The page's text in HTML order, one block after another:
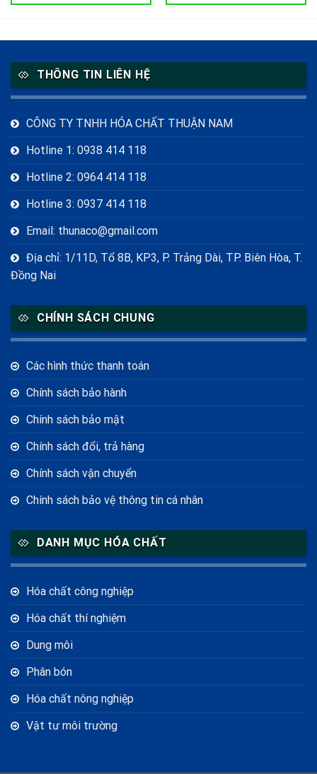
THÔNG TIN LIÊN HỆ
CÔNG TY TNHH HÓA CHẤT THUẬN NAM
Hotline 1: 0938 414 118
Hotline 2: 0964 414 118
Hotline 3: 0937 414 118
Email: thunaco@gmail.com
Địa chỉ: 1/11D, Tổ 8B, KP3, P. Trảng Dài, TP. Biên Hòa, T.
Đồng Nai
CHÍNH SÁCH CHUNG
Các hình thức thanh toán
Chính sách bảo hành
Chính sách bảo mật
Chính sách đổi, trả hàng
Chính sách vận chuyển
Chính sách bảo vệ thông tin cá nhân
DANH MỤC HÓA CHẤT
Hóa chất công nghiệp
Hóa chất thí nghiệm
Dung môi
Phân bón
Hóa chất nông nghiệp
Vật tư môi trường